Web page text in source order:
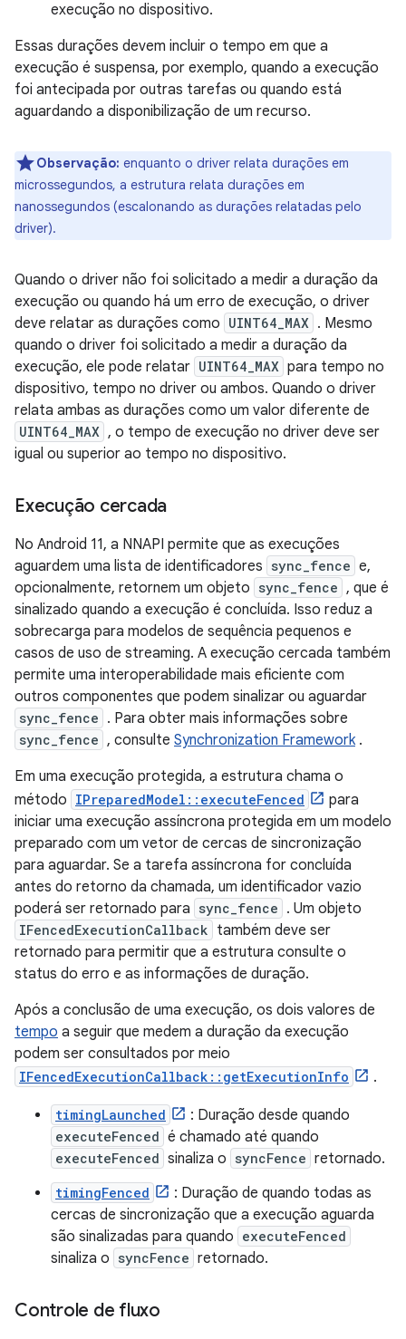
execução no dispositivo.
Essas durações devem incluir o tempo em que a
execução é suspensa, por exemplo, quando a execução
foi antecipada por outras tarefas ou quando está
aguardando a disponibilização de um recurso.
Observação: enquanto o driver relata durações em
microssegundos, a estrutura relata durações em
nanossegundos (escalonando as durações relatadas pelo
driver).
Quando o driver não foi solicitado a medir a duração da
execução ou quando há um erro de execução, o driver
deve relatar as durações como UINT64_MAX . Mesmo
quando o driver foi solicitado a medir a duração da
execução, ele pode relatar UINT64_MAX para tempo no
dispositivo, tempo no driver ou ambos. Quando o driver
relata ambas as durações como um valor diferente de
UINT64_MAX , o tempo de execução no driver deve ser
igual ou superior ao tempo no dispositivo.
Execução cercada
No Android 11, a NNAPI permite que as execuções
aguardem uma lista de identificadores sync_fence e,
opcionalmente, retornem um objeto sync_fence , que é
sinalizado quando a execução é concluída. Isso reduz a
sobrecarga para modelos de sequência pequenos e
casos de uso de streaming. A execução cercada também
permite uma interoperabilidade mais eficiente com
outros componentes que podem sinalizar ou aguardar
sync_fence . Para obter mais informações sobre
sync_fence , consulte Synchronization Framework.
Em uma execução protegida, a estrutura chama o
método IPreparedModel::executeFenced
para
iniciar uma execução assíncrona protegida em um modelo
preparado com um vetor de cercas de sincronização
para aguardar. Se a tarefa assíncrona for concluída
antes do retorno da chamada, um identificador vazio
poderá ser retornado para sync_fence . Um objeto
IFencedExecutionCallback também deve ser
retornado para permitir que a estrutura consulte o
status do erro e as informações de duração.
Após a conclusão de uma execução, os dois valores de
tempo a seguir que medem a duração da execução
podem ser consultados por meio
IFencedExecutionCallback::getExecutionInfo .
timingLaunched : Duração desde quando
executeFenced é chamado até quando
executeFenced sinaliza o syncFence retornado.
timingFenced
: Duração de quando todas as
cercas de sincronização que a execução aguarda
são sinalizadas para quando executeFenced
sinaliza o syncFence retornado.
Controle de fluxo